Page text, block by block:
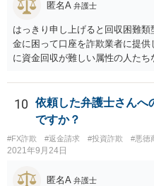
判に勝訴しても、その「資金集
分も投資案件保有者の話を信じて
が詐欺ならば自分も被害者だ」
拠として、資金集金役と投資案
ります。刑事的にも民事的にも
いるわけです。 要するに、民事
役」にかぶせて、その先の「投資
案件保有者」みたいに重奏的にな
匿名A 弁護士
はっきり申し上げると回収困難類
金に困って口座を詐欺業者に提
に資金回収が難しい属性の人た
か、共同不法行為が成立するの
も現状シビアにみられているな
等で詐欺行為を行った人物につ
いです。 そのため、私は、この
回収は困難であることを明言した
かを確認した上で事件に着手して
10
依頼した弁護士さんへ
ですか？
#FX詐欺 #返金請求 #投資詐欺 #悪徳
2021年9月24日
匿名A 弁護士